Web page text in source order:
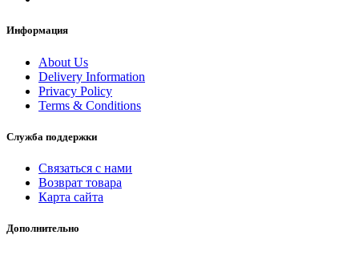
Информация
About Us
Delivery Information
Privacy Policy
Terms & Conditions
Служба поддержки
Связаться с нами
Возврат товара
Карта сайта
Дополнительно